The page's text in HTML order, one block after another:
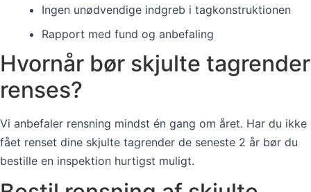
Ingen unødvendige indgreb i tagkonstruktionen
Rapport med fund og anbefaling
Hvornår bør skjulte tagrender
renses?
Vi anbefaler rensning mindst én gang om året. Har du ikke
fået renset dine skjulte tagrender de seneste 2 år bør du
bestille en inspektion hurtigst muligt.